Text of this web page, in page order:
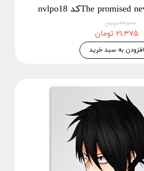
۲۲,۵۰۰ تومان
۲۱,۳۷۵ تومان
افزودن به سبد خرید